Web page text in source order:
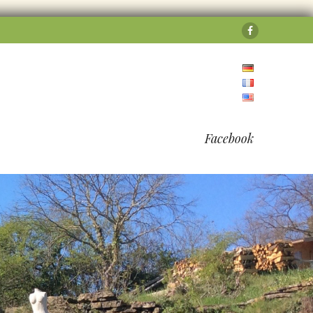
Facebook
Facebook